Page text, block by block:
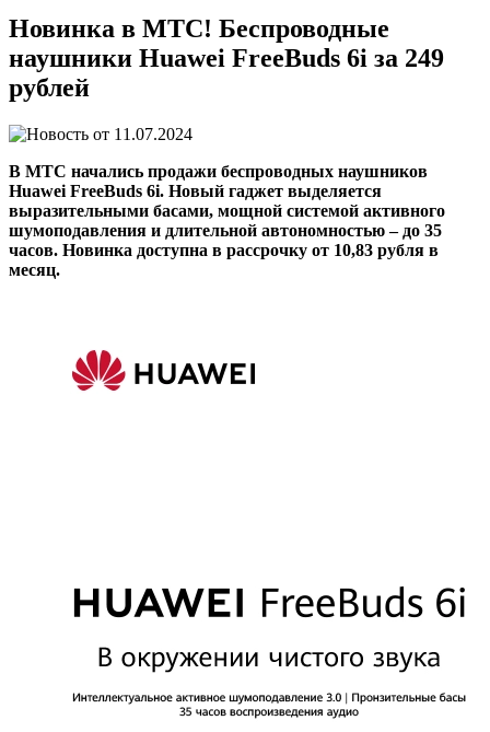
Новинка в МТС! Беспроводные
наушники Huawei FreeBuds 6i за 249
рублей
11.07.2024
В МТС начались продажи беспроводных наушников
Huawei FreeBuds 6i. Новый гаджет выделяется
выразительными басами, мощной системой активного
шумоподавления и длительной автономностью – до 35
часов. Новинка доступна в рассрочку от 10,83 рубля в
месяц.